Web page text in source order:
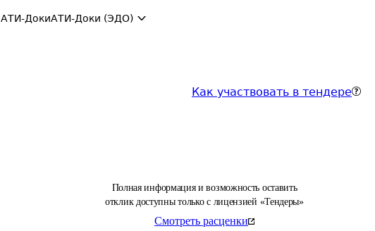
АТИ-ДокиАТИ-Доки (ЭДО)
Как участвовать в тендере
Полная информация и возможность оставить
отклик доступны только с лицензией «Тендеры»
Смотреть расценки